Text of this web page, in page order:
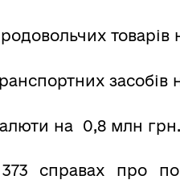
товарів
на 0,8 млн грн.
справах про